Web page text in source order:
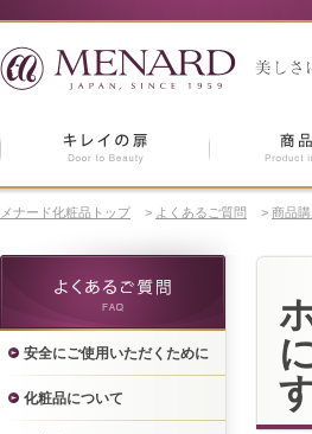
メナード化粧品トップ > よくあるご質問 > 商品
安全にご使用いただくために
化粧品について